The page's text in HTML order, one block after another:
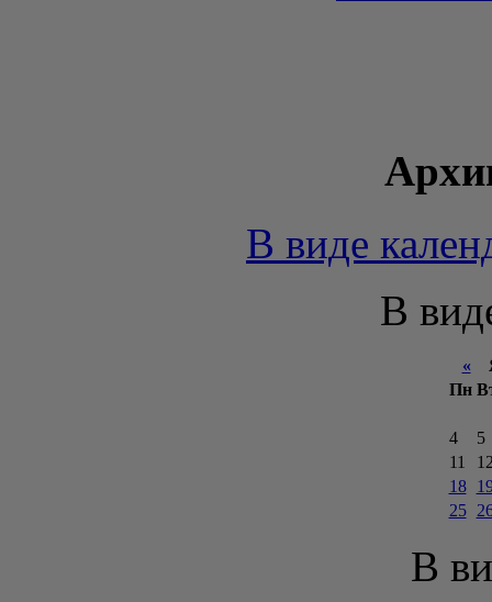
В виде
В
«
Пн
4
5
11
18
25
В